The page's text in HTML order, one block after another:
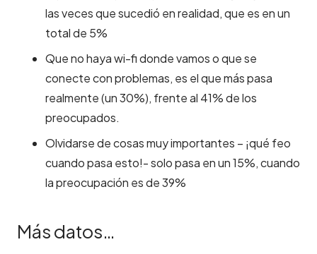
las veces que sucedió en realidad, que es en un
total de 5%
Que no haya wi-fi donde vamos o que se
conecte con problemas, es el que más pasa
realmente (un 30%), frente al 41% de los
preocupados.
Olvidarse de cosas muy importantes – ¡qué feo
cuando pasa esto!- solo pasa en un 15%, cuando
la preocupación es de 39%
Más datos…